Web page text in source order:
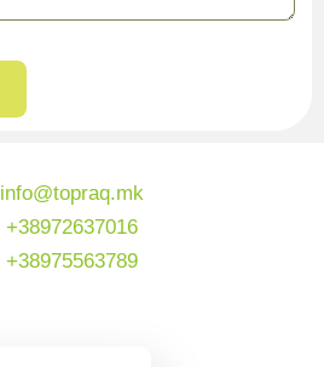
info@topraq.mk
+38972637016
+38975563789